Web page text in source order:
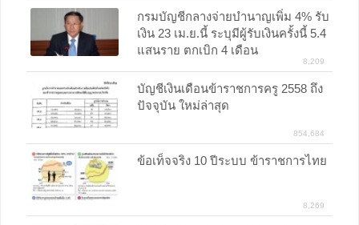
กรมบัญชีกลางจ่ายบำนาญเพิ่ม 4% รับ
เงิน 23 เม.ย.นี้ ระบุมีผู้รับเงินครั้งนี้ 5.4
แสนราย ตกเบิก 4 เดือน
8,209
บัญชีเงินเดือนข้าราชการครู 2558 ถึง
ปัจจุบัน ใหม่ล่าสุด
854,684
ข้อเท็จจริง 10 ปีระบบ ข้าราชการไทย
8,269